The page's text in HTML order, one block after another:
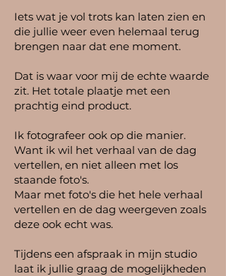
Iets wat je vol trots kan laten zien en
die jullie weer even helemaal terug
brengen naar dat ene moment.
Dat is waar voor mij de echte waarde
zit. Het totale plaatje met een
prachtig eind product.
Ik fotografeer ook op die manier.
Want ik wil het verhaal van de dag
vertellen, en niet alleen met los
staande foto's.
Maar met foto's die het hele verhaal
vertellen en de dag weergeven zoals
deze ook echt was.
Tijdens een afspraak in mijn studio
laat ik jullie graag de mogelijkheden